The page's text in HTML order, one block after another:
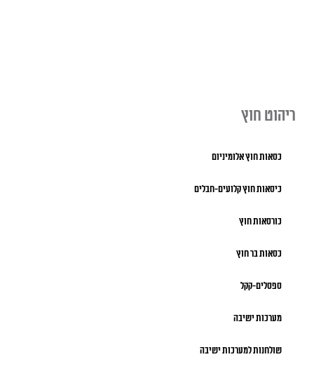
ריהוט חוץ
כסאות חוץ אלומיניום
כיסאות חוץ קלועים-חבלים
כורסאות חוץ
כסאות בר חוץ
ספסלים-קקל
מערכות ישיבה
שולחנות למערכות ישיבה